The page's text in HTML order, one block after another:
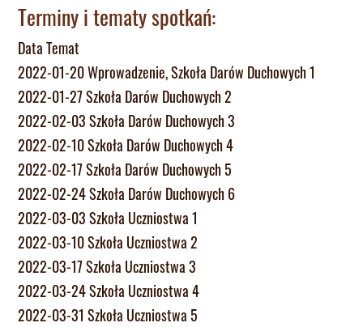
Terminy i tematy spotkań:
Data Temat
2022-01-20 Wprowadzenie, Szkoła Darów Duchowych 1
2022-01-27 Szkoła Darów Duchowych 2
2022-02-03 Szkoła Darów Duchowych 3
2022-02-10 Szkoła Darów Duchowych 4
2022-02-17 Szkoła Darów Duchowych 5
2022-02-24 Szkoła Darów Duchowych 6
2022-03-03 Szkoła Uczniostwa 1
2022-03-10 Szkoła Uczniostwa 2
2022-03-17 Szkoła Uczniostwa 3
2022-03-24 Szkoła Uczniostwa 4
2022-03-31 Szkoła Uczniostwa 5